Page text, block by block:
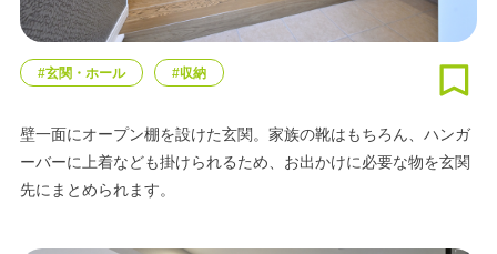
#玄関・ホール #収納
壁一面にオープン棚を設けた玄関。家族の靴はもちろん、ハンガ
ーバーに上着なども掛けられるため、お出かけに必要な物を玄関
先にまとめられます。